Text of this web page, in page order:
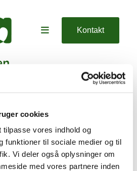
cookies
vores indhold og
funktioner til sociale medier og til
Vi deler også oplysninger om
med vores partnere inden
Kontakt